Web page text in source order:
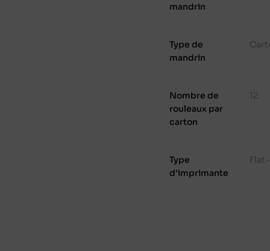
mandrin
Type de
mandrin
Nombre de
rouleaux par
carton
12
Type
d'imprimante